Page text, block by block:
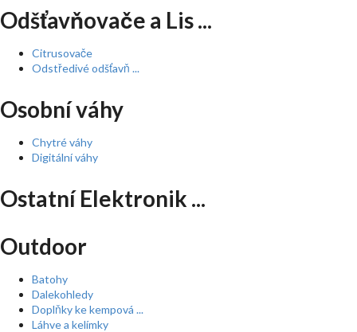
Odšťavňovače a Lis ...
Citrusovače
Odstředivé odšťavň ...
Osobní váhy
Chytré váhy
Digitální váhy
Ostatní Elektronik ...
Outdoor
Batohy
Dalekohledy
Doplňky ke kempová ...
Láhve a kelímky